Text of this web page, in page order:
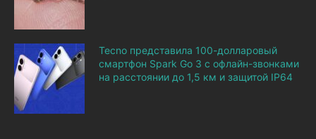
Tecno представила 100-долларовый
смартфон Spark Go 3 с офлайн-звонками
на расстоянии до 1,5 км и защитой IP64